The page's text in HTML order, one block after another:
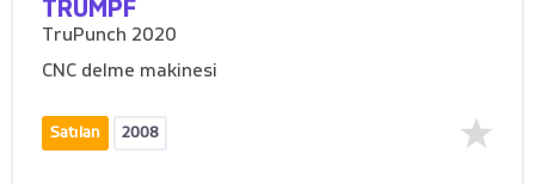
TRUMPF
TruPunch 2020
CNC delme makinesi
Satılan 2008